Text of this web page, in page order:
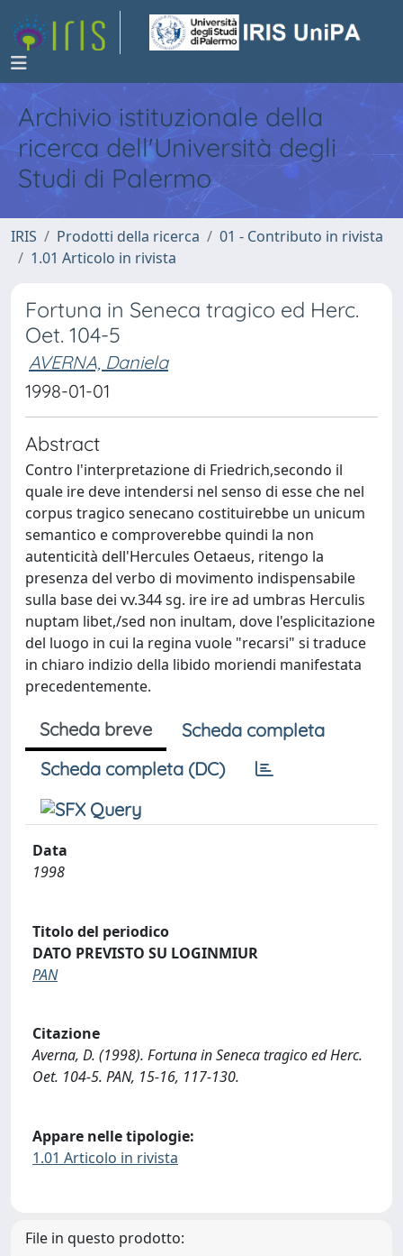
Archivio istituzionale della
ricerca dell'Università degli
Studi di Palermo
IRIS Prodotti della ricerca
01 - Contributo in rivista
1.01 Articolo in rivista
Fortuna in Seneca tragico ed Herc.
Oet. 104-5
AVERNA, Daniela
1998-01-01
Abstract
Contro l'interpretazione di Friedrich,secondo il
quale ire deve intendersi nel senso di esse che nel
corpus tragico senecano costituirebbe un unicum
semantico e comproverebbe quindi la non
autenticità dell'Hercules Oetaeus, ritengo la
presenza del verbo di movimento indispensabile
sulla base dei vv.344 sg. ire ire ad umbras Herculis
nuptam libet,/sed non inultam, dove l'esplicitazione
del luogo in cui la regina vuole "recarsi" si traduce
in chiaro indizio della libido moriendi manifestata
precedentemente.
Scheda breve
Scheda completa
Scheda completa (DC)
Data
1998
Titolo del periodico
DATO PREVISTO SU LOGINMIUR
PAN
Citazione
Averna, D. (1998). Fortuna in Seneca tragico ed Herc.
Oet. 104-5. PAN, 15-16, 117-130.
Appare nelle tipologie:
1.01 Articolo in rivista
File in questo prodotto: